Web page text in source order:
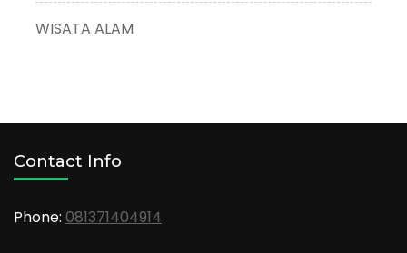
WISATA ALAM
Contact Info
Phone: 081371404914